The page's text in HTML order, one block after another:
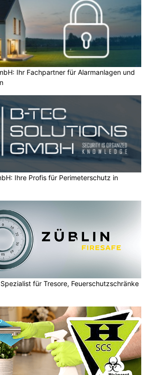
Ihr Fachpartner für Alarmanlagen und
Ihre Profis für Perimeterschutz in
für Tresore, Feuerschutzschränke